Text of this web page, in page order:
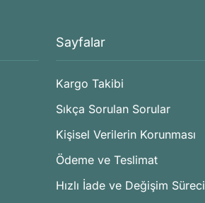
Sayfalar
Kargo Takibi
Sıkça Sorulan Sorular
Kişisel Verilerin Korunması
Ödeme ve Teslimat
Hızlı İade ve Değişim Süreci